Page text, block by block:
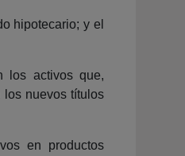
hipotecario; y el
los activos que,
los nuevos títulos
en productos